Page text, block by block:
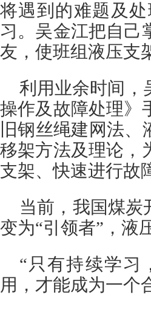
将遇到的难题及
习。吴金江把自己
友，使班组液压支
利用业余时间，
操作及故障处理》
旧钢丝绳建网法
移架方法及理论，
支架、快速进行故
当前，我国煤炭
变为“引领者”，液
“只有持续学习
用，才能成为一个